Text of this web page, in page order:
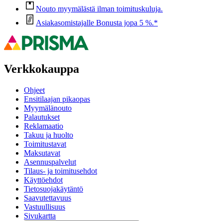
Nouto myymälästä ilman toimituskuluja.
Asiakasomistajalle Bonusta jopa 5 %.*
Verkkokauppa
Ohjeet
Ensitilaajan pikaopas
Myymälänouto
Palautukset
Reklamaatio
Takuu ja huolto
Toimitustavat
Maksutavat
Asennuspalvelut
Tilaus- ja toimitusehdot
Käyttöehdot
Tietosuojakäytäntö
Saavutettavuus
Vastuullisuus
Sivukartta